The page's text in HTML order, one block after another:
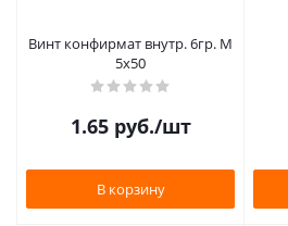
Винт конфирмат внутр. 6гр. М
5х50
1.65руб./шт
В корзину